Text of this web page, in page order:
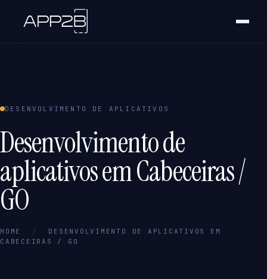
DESENVOLVIMENTO DE APLICATIVOS
Desenvolvimento de
aplicativos em Cabeceiras /
GO
HOME /
DESENVOLVIMENTO DE APLICATIVOS EM
CABECEIRAS / GO